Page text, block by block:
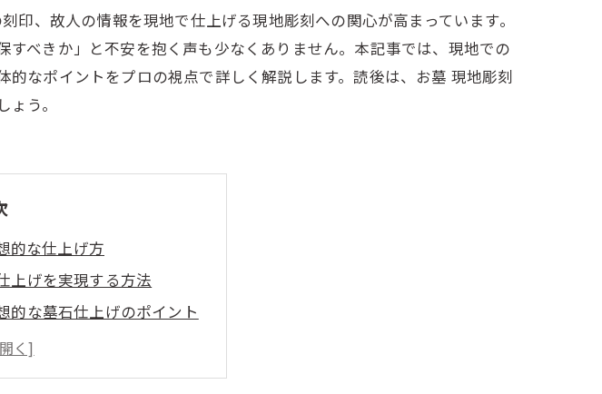
、故人の情報を現地で仕上げる現地彫刻への関心が高まっています。
べきか」と不安を抱く声も少なくありません。本記事では、現地での
なポイントをプロの視点で詳しく解説します。読後は、お墓 現地彫刻
う。
的な仕上げ方
上げを実現する方法
的な墓石仕上げのポイント
で納得の完成度へ
える仕上がりの違い